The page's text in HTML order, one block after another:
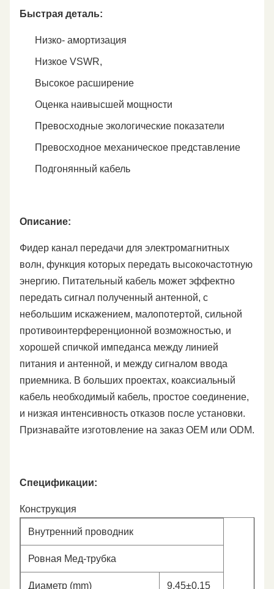
Быстрая деталь:
Низко- амортизация
Низкое VSWR,
Высокое расширение
Оценка наивысшей мощности
Превосходные экологические показатели
Превосходное механическое представление
Подгонянный кабель
Описание:
Фидер канал передачи для электромагнитных
волн, функция которых передать высокочастотную
энергию. Питательный кабель может эффектно
передать сигнал полученный антенной, с
небольшим искажением, малопотертой, сильной
противоинтерференционной возможностью, и
хорошей спичкой импеданса между линией
питания и антенной, и между сигналом ввода
приемника. В больших проектах, коаксиальный
кабель необходимый кабель, простое соединение,
и низкая интенсивность отказов после установки.
Признавайте изготовление на заказ OEM или ODM.
Спецификации:
Конструкция
Внутренний проводник
Ровная Мед-трубка
Диаметр (mm) 9.45±0.15